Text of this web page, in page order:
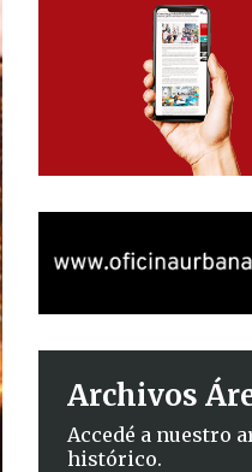
Archivos
Accedé a nuestro
histórico.